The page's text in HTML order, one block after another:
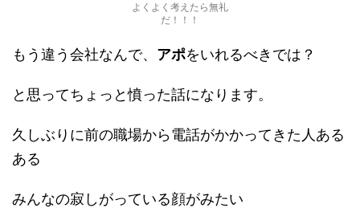
よくよく考えたら無礼
だ！！！
もう違う会社なんで、 アポをいれるべきでは？
と思ってちょっと憤った話になります。
久しぶりに前の職場から電話がかかってきた人ある
ある
みんなの寂しがっている顔がみたい